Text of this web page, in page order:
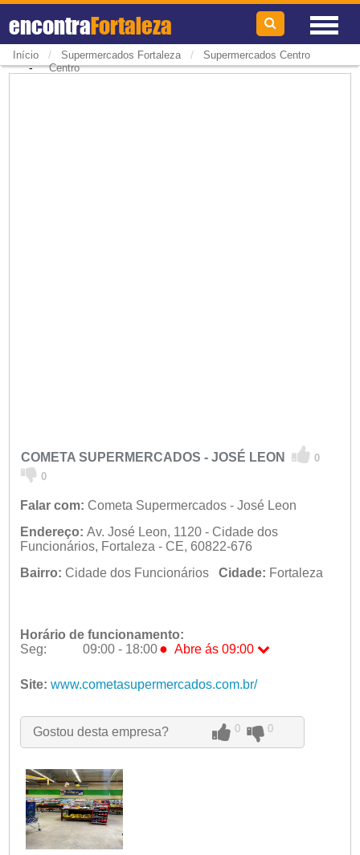
encontraFortaleza
Início / Supermercados Fortaleza / Supermercados Centro
-Centro
COMETA SUPERMERCADOS - JOSÉ LEON
0
0
Falar com: Cometa Supermercados - José Leon
Endereço: Av. José Leon, 1120 - Cidade dos
Funcionários, Fortaleza - CE, 60822-676
Bairro: Cidade dos Funcionários Cidade: Fortaleza
Horário de funcionamento:
Seg:
09:00 - 18:00 ● Abre ás 09:00
Ter:
09:00 - 18:00
Qui:
09:00 - 18:00
Sex:
09:00 - 18:00
Site: www.cometasupermercados.com.br/
Gostou desta empresa? 0 0